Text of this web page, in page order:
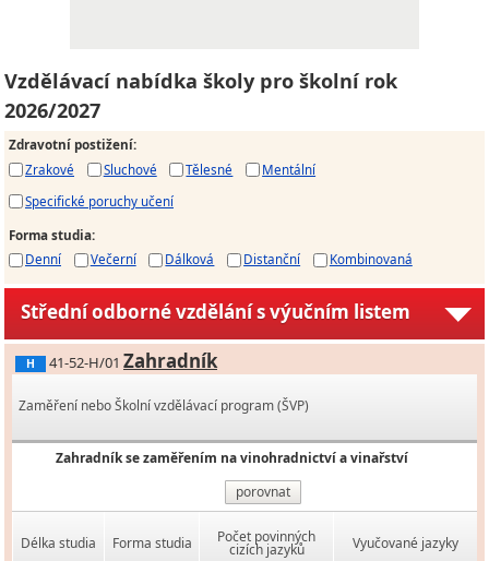
Vzdělávací nabídka školy pro školní rok
2026/2027
Zdravotní postižení:
Zrakové
Sluchové Tělesné
Mentální
Specifické poruchy učení
Forma studia:
Denní
Večerní Dálková Distanční Kombinovaná
Střední odborné vzdělání s výučním listem
H 41-52-H/01 Zahradník
Zaměření nebo Školní vzdělávací program (ŠVP)
Zahradník se zaměřením na vinohradnictví a vinařství
porovnat
Délka studia Forma studia Počet povinných
cizích jazyků Vyučované jazyky